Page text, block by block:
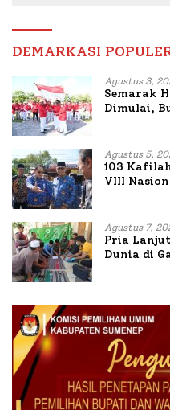
DEMARKASI
Agustus 3,
Semarak
Dimulai,
Agustus 5,
103
VIII
Agustus 7,
Pria
Dunia di